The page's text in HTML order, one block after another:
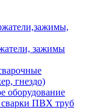
зажимы
гнездо)
оборудование
ПВХ труб